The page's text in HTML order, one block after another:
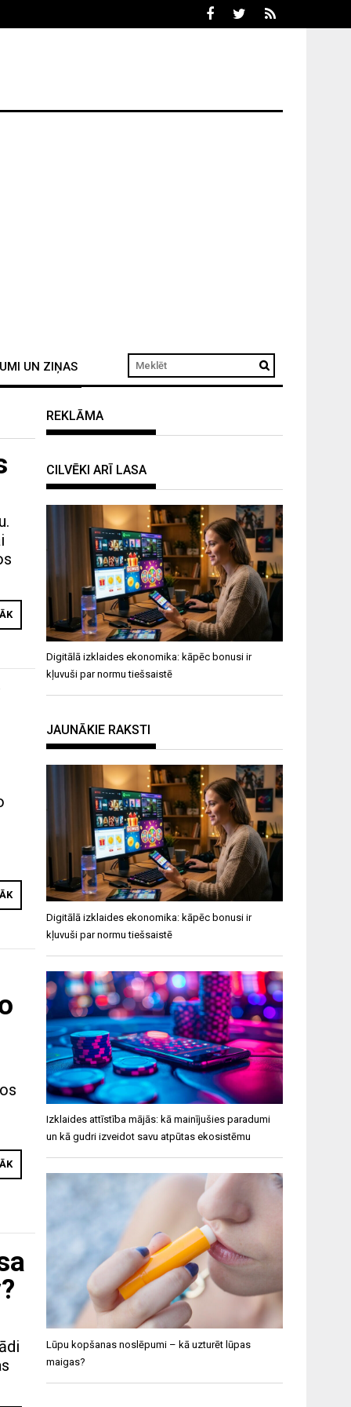
UN ZIŅAS
REKLĀMA
CILVĒKI ARĪ LASA
Digitālā izklaides ekonomika: kāpēc bonusi ir
kļuvuši par normu tiešsaistē
JAUNĀKIE RAKSTI
Digitālā izklaides ekonomika: kāpēc bonusi ir
kļuvuši par normu tiešsaistē
Izklaides attīstība mājās: kā mainījušies paradumi
un kā gudri izveidot savu atpūtas ekosistēmu
Lūpu kopšanas noslēpumi – kā uzturēt lūpas
maigas?